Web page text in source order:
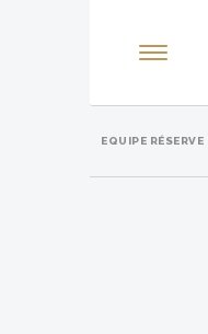
EQUIPE RÉSERVE